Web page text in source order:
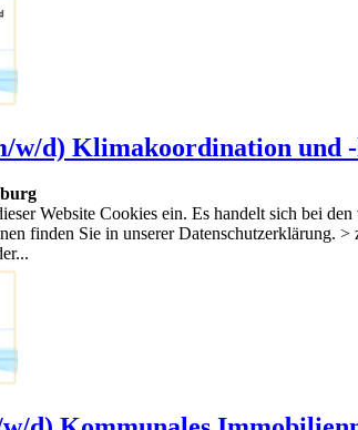
w/d) Klimakoordination und
Website Cookies ein. Es handelt sich bei
finden Sie in unserer